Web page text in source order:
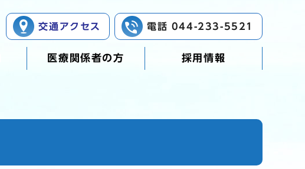
交通アクセス 電話 044-233-5521
医療関係者の方 採用情報